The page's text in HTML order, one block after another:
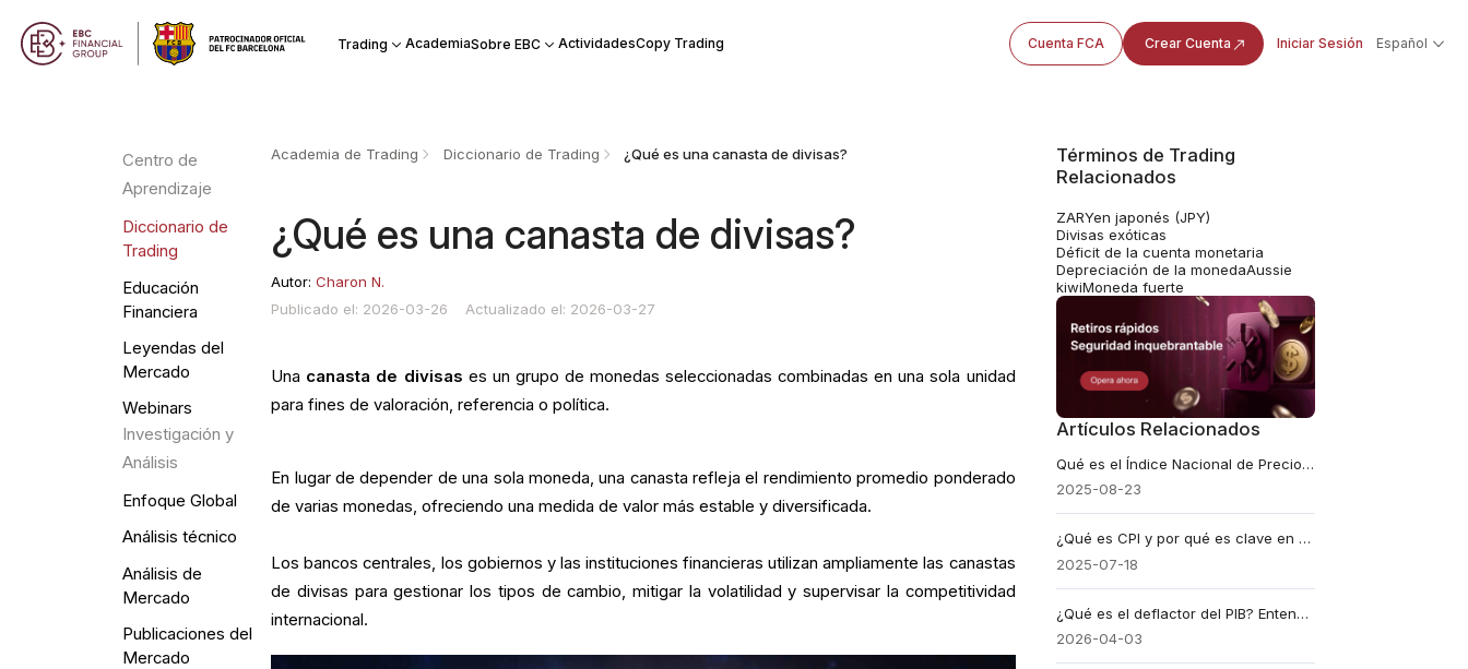
Trading AcademiaSobre EBC ActividadesCopy Trading Cuenta FCA Crear Cuenta Iniciar Sesión Español
Centro de
Aprendizaje
Diccionario de
Trading
Educación
Financiera
Leyendas del
Mercado
Webinars
Investigación y
Análisis
Enfoque Global
Análisis técnico
Análisis de
Mercado
Publicaciones del
Mercado
Academia de Trading Diccionario de Trading ¿Qué es una canasta de divisas?
¿Qué es una canasta de divisas?
Autor:Charon N.
Publicado el: 2026-03-26
Actualizado el: 2026-03-27
Una canasta de divisas es un grupo de monedas seleccionadas combinadas en una sola unidad
para fines de valoración, referencia o política.
En lugar de depender de una sola moneda, una canasta refleja el rendimiento promedio ponderado
de varias monedas, ofreciendo una medida de valor más estable y diversificada.
Los bancos centrales, los gobiernos y las instituciones financieras utilizan ampliamente las canastas
de divisas para gestionar los tipos de cambio, mitigar la volatilidad y supervisar la competitividad
internacional.
Términos de Trading
Relacionados
ZARYen japonés (JPY)
Divisas exóticas
Déficit de la cuenta monetaria
Depreciación de la monedaAussie
kiwiMoneda fuerte
Artículos Relacionados
Qué es el Índice Nacional de Precios al Consumidor
2025-08-23
¿Qué es CPI y por qué es clave en forex?
2025-07-18
¿Qué es el deflactor del PIB? Entendiendo la inflación más allá del IPC
2026-04-03